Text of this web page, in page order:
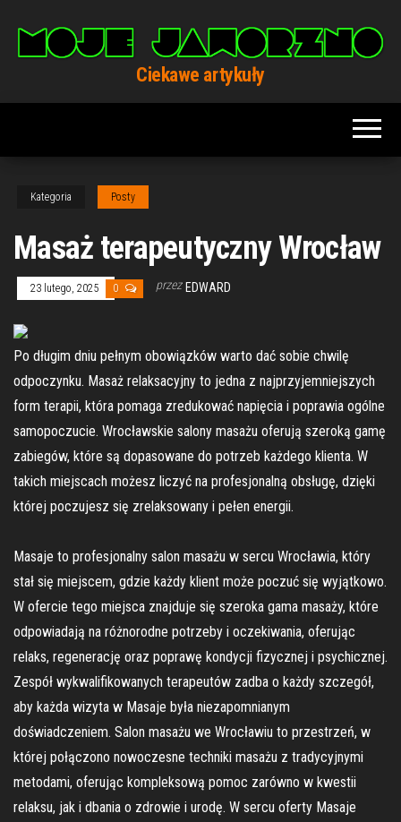
treści
Ciekawe artykuły
Kategoria Posty
Masaż terapeutyczny Wrocław
23 lutego, 2025 0 przez EDWARD
Po długim dniu pełnym obowiązków warto dać sobie chwilę
odpoczynku. Masaż relaksacyjny to jedna z najprzyjemniejszych
form terapii, która pomaga zredukować napięcia i poprawia ogólne
samopoczucie. Wrocławskie salony masażu oferują szeroką gamę
zabiegów, które są dopasowane do potrzeb każdego klienta. W
takich miejscach możesz liczyć na profesjonalną obsługę, dzięki
której poczujesz się zrelaksowany i pełen energii.
Masaje to profesjonalny salon masażu w sercu Wrocławia, który
stał się miejscem, gdzie każdy klient może poczuć się wyjątkowo.
W ofercie tego miejsca znajduje się szeroka gama masaży, które
odpowiadają na różnorodne potrzeby i oczekiwania, oferując
relaks, regenerację oraz poprawę kondycji fizycznej i psychicznej.
Zespół wykwalifikowanych terapeutów zadba o każdy szczegół,
aby każda wizyta w Masaje była niezapomnianym
doświadczeniem. Salon masażu we Wrocławiu to przestrzeń, w
której połączono nowoczesne techniki masażu z tradycyjnymi
metodami, oferując kompleksową pomoc zarówno w kwestii
relaksu, jak i dbania o zdrowie i urodę. W sercu oferty Masaje